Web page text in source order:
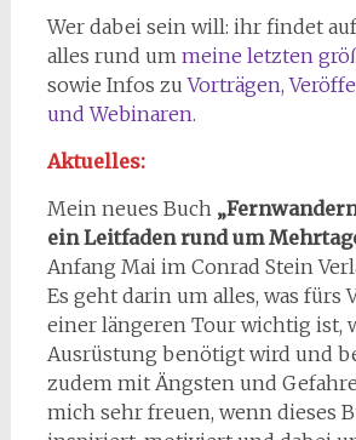
Wer dabei sein will: ihr findet
alles rund um meine letzten
sowie Infos zuVorträgen,
und Webinaren.
Aktuelles:
Mein neues Buch
ein Leitfaden rund um
Anfang Mai im Conrad Stein
Es geht darin um alles, was fürs
einer längeren Tour wichtig ist,
Ausrüstung benötigt wird und
zudem mit Ängsten und
mich sehr freuen, wenn dieses